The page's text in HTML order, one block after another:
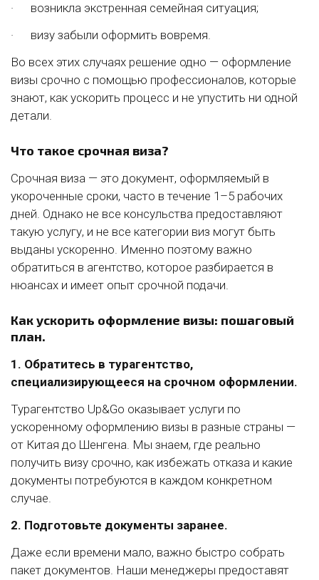
· возникла экстренная семейная ситуация;
· визу забыли оформить вовремя.
Во всех этих случаях решение одно — оформление
визы срочно с помощью профессионалов, которые
знают, как ускорить процесс и не упустить ни одной
детали.
Что такое срочная виза?
Срочная виза — это документ, оформляемый в
укороченные сроки, часто в течение 1–5 рабочих
дней. Однако не все консульства предоставляют
такую услугу, и не все категории виз могут быть
выданы ускоренно. Именно поэтому важно
обратиться в агентство, которое разбирается в
нюансах и имеет опыт срочной подачи.
Как ускорить оформление визы: пошаговый
план.
1. Обратитесь в турагентство,
специализирующееся на срочном оформлении.
Турагентство Up&Go оказывает услуги по
ускоренному оформлению визы в разные страны —
от Китая до Шенгена. Мы знаем, где реально
получить визу срочно, как избежать отказа и какие
документы потребуются в каждом конкретном
случае.
2. Подготовьте документы заранее.
Даже если времени мало, важно быстро собрать
пакет документов. Наши менеджеры предоставят